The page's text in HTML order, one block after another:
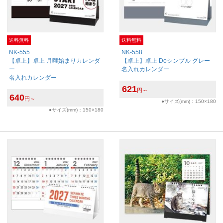
送料無料
NK-555
【卓上】卓上 月曜始まりカレンダ
ー
名入れカレンダー
640円～
●サイズ(mm)：150×180
送料無料
NK-558
【卓上】卓上 Doシンプル グレー
名入れカレンダー
621円～
●サイズ(mm)：150×180